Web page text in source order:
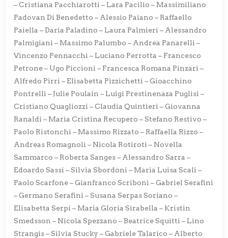
– Cristiana Pacchiarotti – Lara Pacilio – Massimiliano
Padovan Di Benedetto – Alessio Paiano – Raffaello
Paiella – Daria Paladino – Laura Palmieri – Alessandro
Palmigiani – Massimo Palumbo – Andrea Panarelli –
Vincenzo Pennacchi – Luciano Perrotta – Francesco
Petrone – Ugo Piccioni – Francesca Romana Pinzari –
Alfredo Pirri – Elisabetta Pizzichetti – Gioacchino
Pontrelli – Julie Poulain – Luigi Prestinenaza Puglisi –
Cristiano Quagliozzi – Claudia Quintieri – Giovanna
Ranaldi – Maria Cristina Recupero – Stefano Restivo –
Paolo Ristonchi – Massimo Rizzato – Raffaella Rizzo –
Andreas Romagnoli – Nicola Rotiroti – Novella
Sammarco – Roberta Sanges – Alessandro Sarra –
Edoardo Sassi – Silvia Sbordoni – Maria Luisa Scali –
Paolo Scarfone – Gianfranco Scriboni – Gabriel Serafini
– Germano Serafini – Susana Serpas Soriano –
Elisabetta Serpi – Maria Gloria Sirabella – Kristin
Smedsson – Nicola Spezzano – Beatrice Squitti – Lino
Strangis – Silvia Stucky – Gabriele Talarico – Alberto